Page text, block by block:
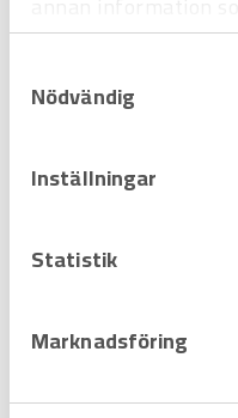
eller som de har
Nödvändig
Inställningar
Statistik
Marknadsföring
Favorit
Hyrprodukt
Hyrprodukt
Art.nrH3730900